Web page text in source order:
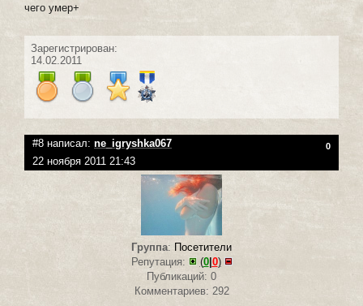
чего умер+
Зарегистрирован:
14.02.2011
#8 написал: ne_igryshka067 0
22 ноября 2011 21:43
Группа: Посетители
Репутация:
(0|0)
Публикаций: 0
Комментариев: 292